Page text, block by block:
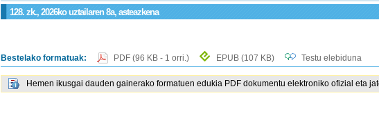
128. zk., 2026ko uztailaren 8a, asteazkena
Bestelako formatuak: PDF (96 KB - 1 orri.) EPUB (107 KB) Testu elebiduna
Hemen ikusgai dauden gainerako formatuen edukia PDF dokumentu elektroniko ofizial eta